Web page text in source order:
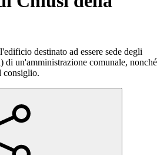
destinato ad essere sede degli
un'amministrazione comunale, nonché
consiglio.